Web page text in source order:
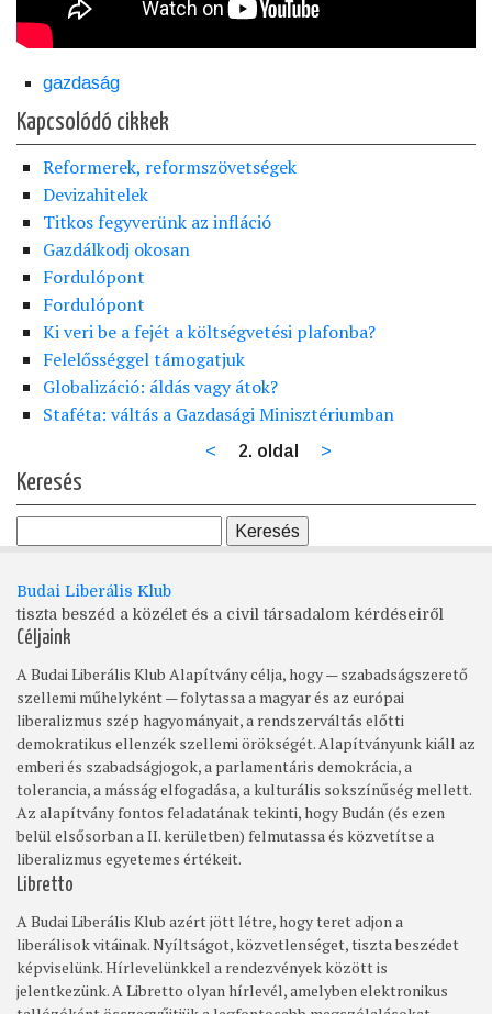
gazdaság
Kapcsolódó cikkek
Reformerek, reformszövetségek
Devizahitelek
Titkos fegyverünk az infláció
Gazdálkodj okosan
Fordulópont
Fordulópont
Ki veri be a fejét a költségvetési plafonba?
Felelősséggel támogatjuk
Globalizáció: áldás vagy átok?
Staféta: váltás a Gazdasági Minisztériumban
Előző
< 2. oldal
Következő
>
Keresés
Budai Liberális Klub
tiszta beszéd a közélet és a civil társadalom kérdéseiről
Céljaink
A Budai Liberális Klub Alapítvány célja, hogy — szabadságszerető
szellemi műhelyként — folytassa a magyar és az európai
liberalizmus szép hagyományait, a rendszerváltás előtti
demokratikus ellenzék szellemi örökségét. Alapítványunk kiáll az
emberi és szabadságjogok, a parlamentáris demokrácia, a
tolerancia, a másság elfogadása, a kulturális sokszínűség mellett.
Az alapítvány fontos feladatának tekinti, hogy Budán (és ezen
belül elsősorban a II. kerületben) felmutassa és közvetítse a
liberalizmus egyetemes értékeit.
Libretto
A Budai Liberális Klub azért jött létre, hogy teret adjon a
liberálisok vitáinak. Nyíltságot, közvetlenséget, tiszta beszédet
képviselünk. Hírlevelünkkel a rendezvények között is
jelentkezünk. A Libretto olyan hírlevél, amelyben elektronikus